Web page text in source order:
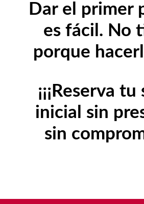
Dar el primer
es fácil. No
porque
¡¡¡Reserva
inicial sin
sin